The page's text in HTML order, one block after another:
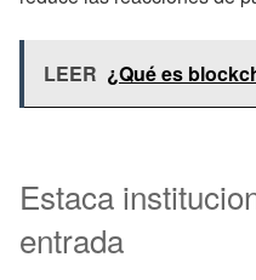
LEER ¿Qué es
Estaca
entrada